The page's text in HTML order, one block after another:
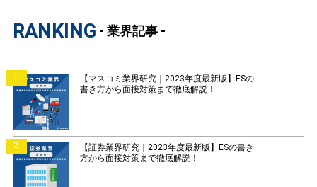
RANKING - 業界記事 -
1
【マスコミ業界研究｜2023年度最新版】ESの
書き方から面接対策まで徹底解説！
2
【証券業界研究｜2023年度最新版】ESの書き
方から面接対策まで徹底解説！